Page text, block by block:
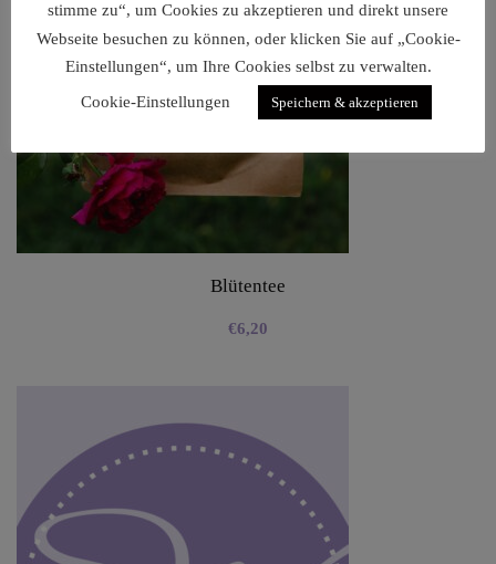
Blütentee
€6,20
stimme zu“, um Cookies zu akzeptieren und direkt unsere
Webseite besuchen zu können, oder klicken Sie auf „Cookie-
Einstellungen“, um Ihre Cookies selbst zu verwalten.
Cookie-Einstellungen
Speichern & akzeptieren